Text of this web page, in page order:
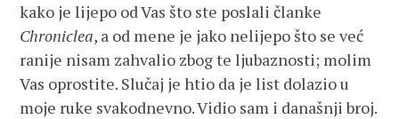
kako je lijepo od Vas što ste poslali članke
Chroniclea, a od mene je jako nelijepo što se već
ranije nisam zahvalio zbog te ljubaznosti; molim
Vas oprostite. Slučaj je htio da je list dolazio u
moje ruke svakodnevno. Vidio sam i današnji broj.